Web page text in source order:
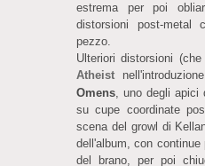
estrema per poi
distorsioni post-metal
pezzo.
Ulteriori distorsioni
Atheist
Omens, uno degli
su cupe coordinate
scena del growl di
dell'album, con
del brano, per poi